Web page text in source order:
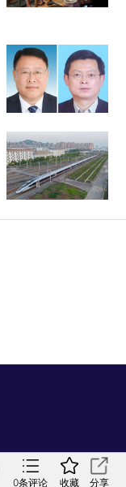
0条评论 收藏 分享